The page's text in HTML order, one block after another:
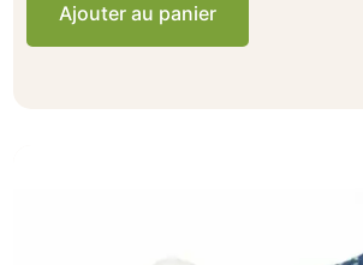
Ajouter au panier